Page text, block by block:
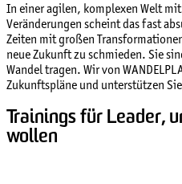
In einer agilen, komplexen Welt
Veränderungen scheint das fast
Zeiten mit großen
neue Zukunft zu schmieden. Sie
Wandel tragen. Wir von
Zukunftspläne und unterstützen
Trainings für Leader,
wollen